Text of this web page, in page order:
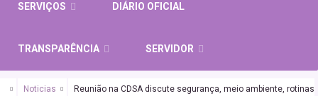
SERVIÇOS DIÁRIO OFICIAL
TRANSPARÊNCIA SERVIDOR
Noticias Reunião na CDSA discute segurança, meio ambiente, rotinas